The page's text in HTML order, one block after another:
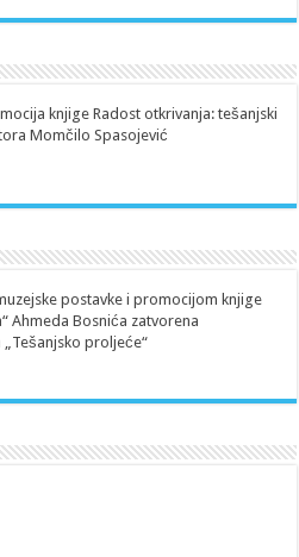
knjige Radost otkrivanja: tešanjski
Momčilo Spasojević
postavke i promocijom knjige
Ahmeda Bosnića zatvorena
proljeće“